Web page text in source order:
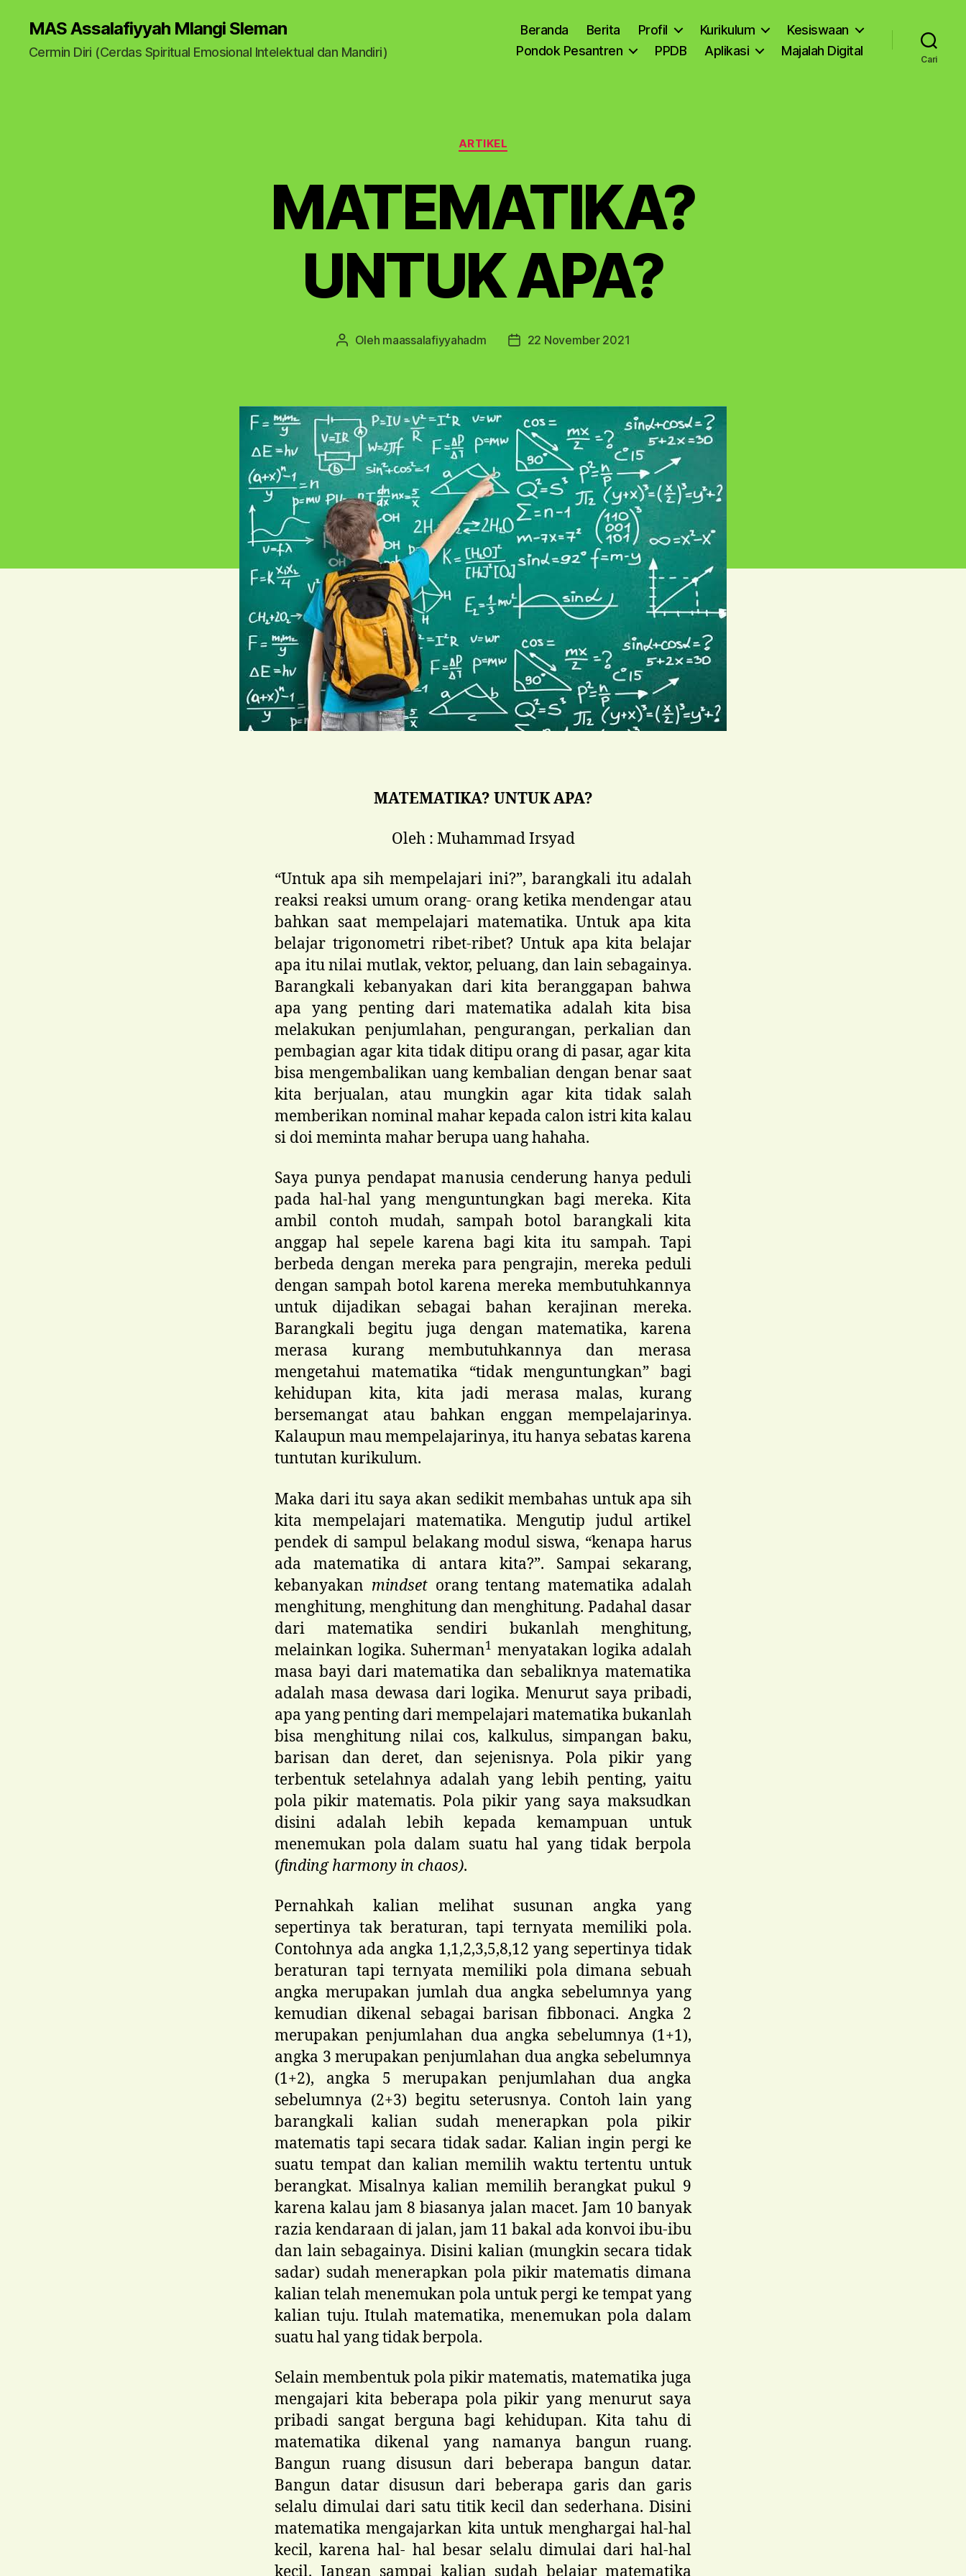
MAS Assalafiyyah Mlangi Sleman
Cermin Diri (Cerdas Spiritual Emosional Intelektual dan Mandiri)
Beranda Berita Profil Kurikulum
Kesiswaan
Pondok Pesantren
PPDB Aplikasi Majalah Digital
Cari
Kategori
ARTIKEL
MATEMATIKA?
UNTUK APA?
Penulis
Oleh maassalafiyyahadm
Tanggal
22 November 2021
MATEMATIKA? UNTUK APA?
Oleh : Muhammad Irsyad
“Untuk apa sih mempelajari ini?”, barangkali itu adalah
reaksi reaksi umum orang- orang ketika mendengar atau
bahkan saat mempelajari matematika. Untuk apa kita
belajar trigonometri ribet-ribet? Untuk apa kita belajar
apa itu nilai mutlak, vektor, peluang, dan lain sebagainya.
Barangkali kebanyakan dari kita beranggapan bahwa
apa yang penting dari matematika adalah kita bisa
melakukan penjumlahan, pengurangan, perkalian dan
pembagian agar kita tidak ditipu orang di pasar, agar kita
bisa mengembalikan uang kembalian dengan benar saat
kita berjualan, atau mungkin agar kita tidak salah
memberikan nominal mahar kepada calon istri kita kalau
si doi meminta mahar berupa uang hahaha.
Saya punya pendapat manusia cenderung hanya peduli
pada hal-hal yang menguntungkan bagi mereka. Kita
ambil contoh mudah, sampah botol barangkali kita
anggap hal sepele karena bagi kita itu sampah. Tapi
berbeda dengan mereka para pengrajin, mereka peduli
dengan sampah botol karena mereka membutuhkannya
untuk dijadikan sebagai bahan kerajinan mereka.
Barangkali begitu juga dengan matematika, karena
merasa kurang membutuhkannya dan merasa
mengetahui matematika “tidak menguntungkan” bagi
kehidupan kita, kita jadi merasa malas, kurang
bersemangat atau bahkan enggan mempelajarinya.
Kalaupun mau mempelajarinya, itu hanya sebatas karena
tuntutan kurikulum.
Maka dari itu saya akan sedikit membahas untuk apa sih
kita mempelajari matematika. Mengutip judul artikel
pendek di sampul belakang modul siswa, “kenapa harus
ada matematika di antara kita?”. Sampai sekarang,
kebanyakan mindset orang tentang matematika adalah
menghitung, menghitung dan menghitung. Padahal dasar
dari matematika sendiri bukanlah menghitung,
melainkan logika. Suherman1 menyatakan logika adalah
masa bayi dari matematika dan sebaliknya matematika
adalah masa dewasa dari logika. Menurut saya pribadi,
apa yang penting dari mempelajari matematika bukanlah
bisa menghitung nilai cos, kalkulus, simpangan baku,
barisan dan deret, dan sejenisnya. Pola pikir yang
terbentuk setelahnya adalah yang lebih penting, yaitu
pola pikir matematis. Pola pikir yang saya maksudkan
disini adalah lebih kepada kemampuan untuk
menemukan pola dalam suatu hal yang tidak berpola
(finding harmony in chaos).
Pernahkah kalian melihat susunan angka yang
sepertinya tak beraturan, tapi ternyata memiliki pola.
Contohnya ada angka 1,1,2,3,5,8,12 yang sepertinya tidak
beraturan tapi ternyata memiliki pola dimana sebuah
angka merupakan jumlah dua angka sebelumnya yang
kemudian dikenal sebagai barisan fibbonaci. Angka 2
merupakan penjumlahan dua angka sebelumnya (1+1),
angka 3 merupakan penjumlahan dua angka sebelumnya
(1+2), angka 5 merupakan penjumlahan dua angka
sebelumnya (2+3) begitu seterusnya. Contoh lain yang
barangkali kalian sudah menerapkan pola pikir
matematis tapi secara tidak sadar. Kalian ingin pergi ke
suatu tempat dan kalian memilih waktu tertentu untuk
berangkat. Misalnya kalian memilih berangkat pukul 9
karena kalau jam 8 biasanya jalan macet. Jam 10 banyak
razia kendaraan di jalan, jam 11 bakal ada konvoi ibu-ibu
dan lain sebagainya. Disini kalian (mungkin secara tidak
sadar) sudah menerapkan pola pikir matematis dimana
kalian telah menemukan pola untuk pergi ke tempat yang
kalian tuju. Itulah matematika, menemukan pola dalam
suatu hal yang tidak berpola.
Selain membentuk pola pikir matematis, matematika juga
mengajari kita beberapa pola pikir yang menurut saya
pribadi sangat berguna bagi kehidupan. Kita tahu di
matematika dikenal yang namanya bangun ruang.
Bangun ruang disusun dari beberapa bangun datar.
Bangun datar disusun dari beberapa garis dan garis
selalu dimulai dari satu titik kecil dan sederhana. Disini
matematika mengajarkan kita untuk menghargai hal-hal
kecil, karena hal- hal besar selalu dimulai dari hal-hal
kecil. Jangan sampai kalian sudah belajar matematika